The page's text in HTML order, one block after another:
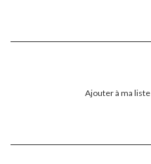
Ajouter à ma liste